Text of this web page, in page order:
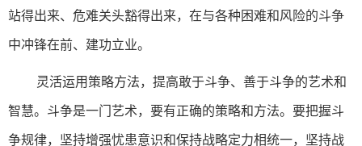
站得出来、危难关头豁得出来，在与各种困难和风险的斗争
中冲锋在前、建功立业。
灵活运用策略方法，提高敢于斗争、善于斗争的艺术和
智慧。斗争是一门艺术，要有正确的策略和方法。要把握斗
争规律，坚持增强忧患意识和保持战略定力相统一，坚持战